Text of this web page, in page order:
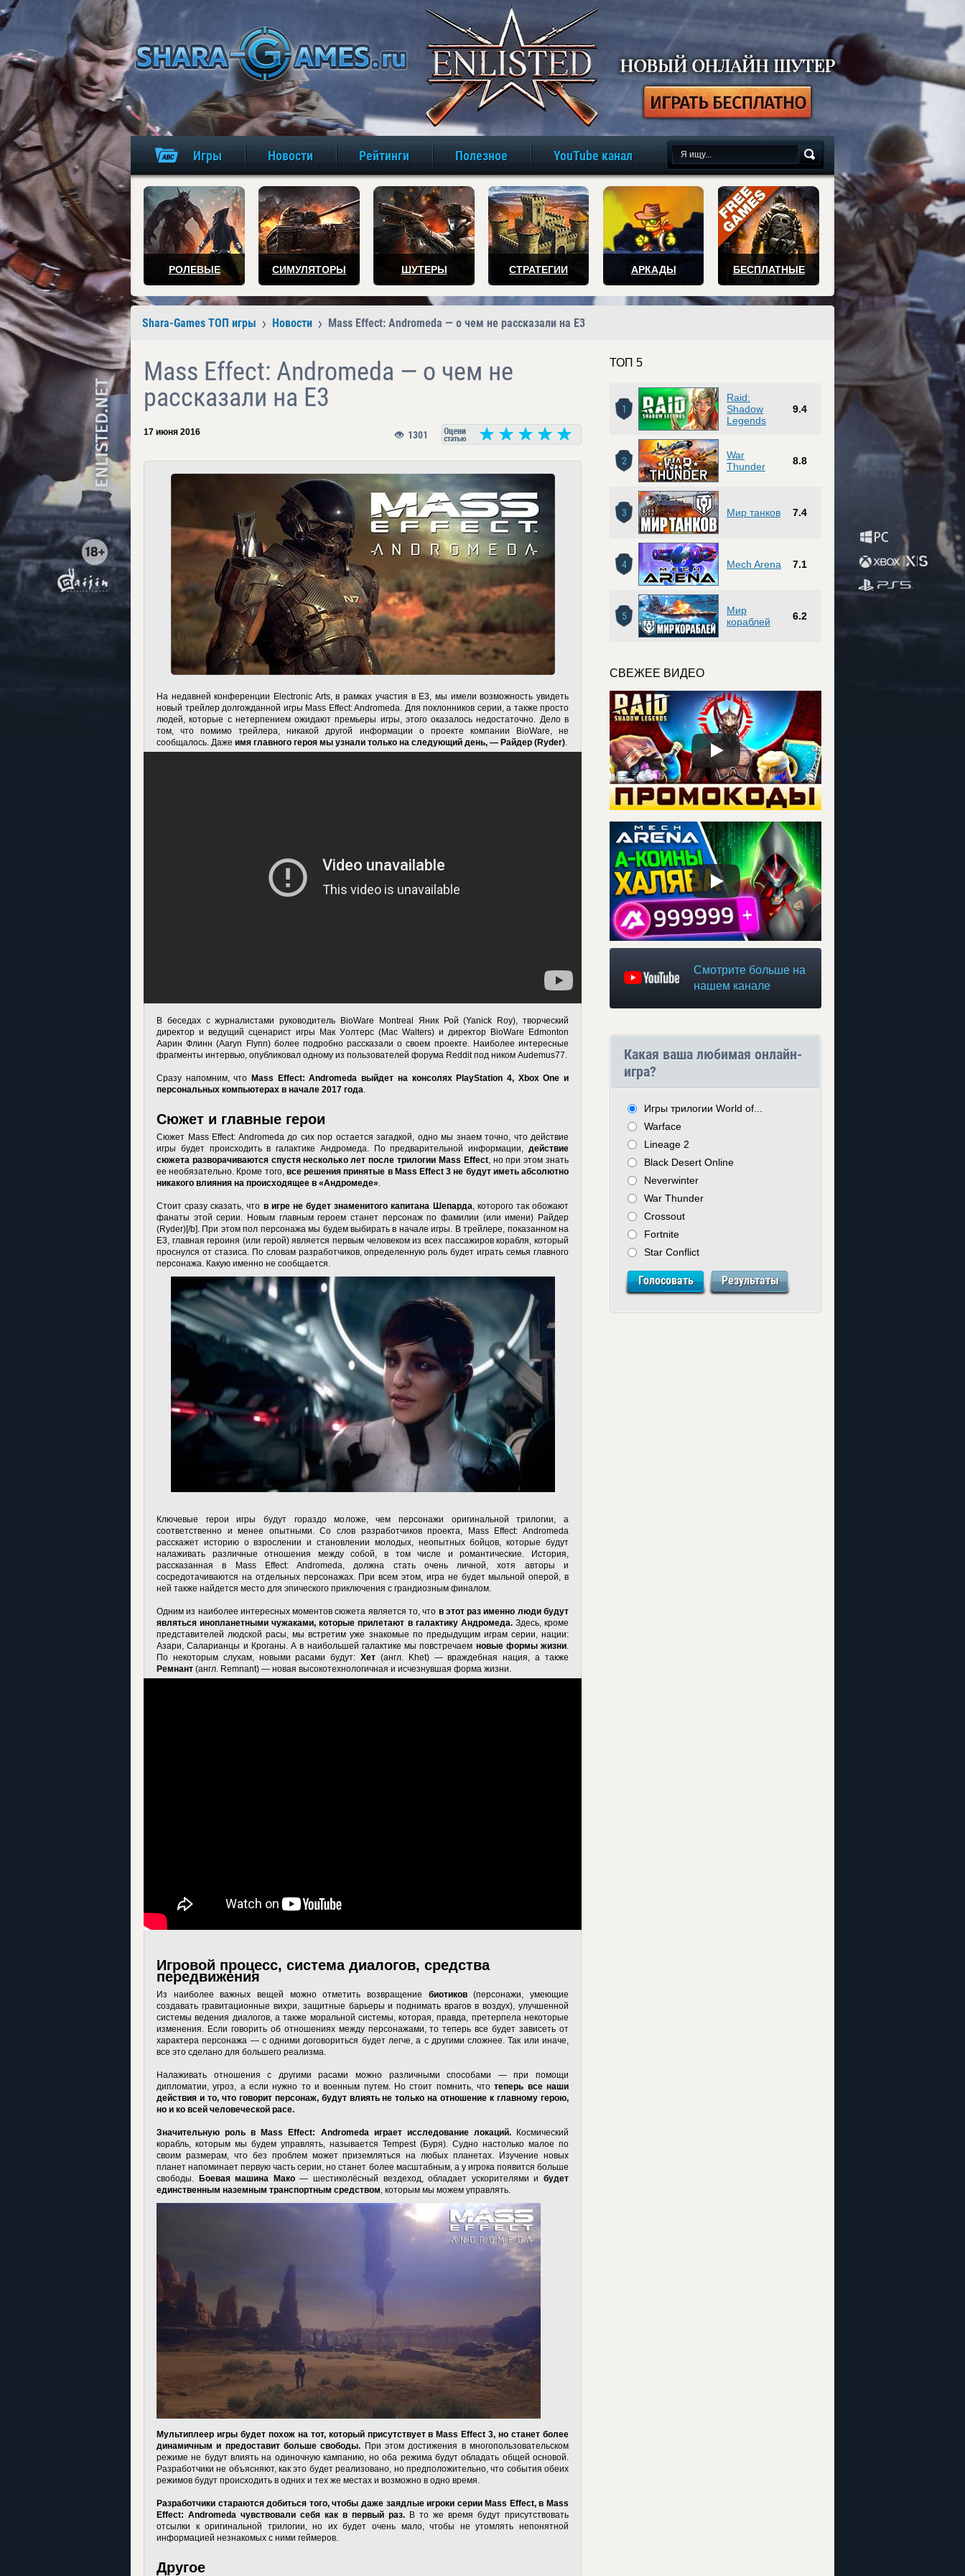
игры онлайн бесплатно
Игры Новости Рейтинги Полезное YouTube канал
РОЛЕВЫЕ СИМУЛЯТОРЫ ШУТЕРЫ СТРАТЕГИИ АРКАДЫ БЕСПЛАТНЫЕ
Shara-Games ТОП игры Новости Mass Effect: Andromeda — о чем не рассказали на E3
Mass Effect: Andromeda — о чем не
рассказали на E3
17 июня 2016 1301
На недавней конференции Electronic Arts, в рамках участия в E3, мы имели возможность увидеть
новый трейлер долгожданной игры Mass Effect: Andromeda. Для поклонников серии, а также просто
людей, которые с нетерпением ожидают премьеры игры, этого оказалось недостаточно. Дело в
том, что помимо трейлера, никакой другой информации о проекте компании BioWare, не
сообщалось. Даже имя главного героя мы узнали только на следующий день, — Райдер (Ryder).
В беседах с журналистами руководитель BioWare Montreal Яник Рой (Yanick Roy), творческий
директор и ведущий сценарист игры Мак Уолтерс (Mac Walters) и директор BioWare Edmonton
Аарин Флинн (Aaryn Flynn) более подробно рассказали о своем проекте. Наиболее интересные
фрагменты интервью, опубликовал одному из пользователей форума Reddit под ником Audemus77.
Сразу напомним, что Mass Effect: Andromeda выйдет на консолях PlayStation 4, Xbox One и
персональных компьютерах в начале 2017 года.
Сюжет и главные герои
Сюжет Mass Effect: Andromeda до сих пор остается загадкой, одно мы знаем точно, что действие
игры будет происходить в галактике Андромеда. По предварительной информации, действие
сюжета разворачиваются спустя несколько лет после трилогии Mass Effect, но при этом знать
ее необязательно. Кроме того, все решения принятые в Mass Effect 3 не будут иметь абсолютно
никакого влияния на происходящее в «Андромеде».
Стоит сразу сказать, что в игре не будет знаменитого капитана Шепарда, которого так обожают
фанаты этой серии. Новым главным героем станет персонаж по фамилии (или имени) Райдер
(Ryder)[/b]. При этом пол персонажа мы будем выбирать в начале игры. В трейлере, показанном на
E3, главная героиня (или герой) является первым человеком из всех пассажиров корабля, который
проснулся от стазиса. По словам разработчиков, определенную роль будет играть семья главного
персонажа. Какую именно не сообщается.
Ключевые герои игры будут гораздо моложе, чем персонажи оригинальной трилогии, а
соответственно и менее опытными. Со слов разработчиков проекта, Mass Effect: Andromeda
расскажет историю о взрослении и становлении молодых, неопытных бойцов, которые будут
налаживать различные отношения между собой, в том числе и романтические. История,
рассказанная в Mass Effect: Andromeda, должна стать очень личной, хотя авторы и
сосредотачиваются на отдельных персонажах. При всем этом, игра не будет мыльной оперой, в
ней также найдется место для эпического приключения с грандиозным финалом.
Одним из наиболее интересных моментов сюжета является то, что в этот раз именно люди будут
являться инопланетными чужаками, которые прилетают в галактику Андромеда.Здесь, кроме
представителей людской расы, мы встретим уже знакомые по предыдущим играм серии, нации:
Азари, Саларианцы и Кроганы. А в наибольшей галактике мы повстречаем новые формы жизни.
По некоторым слухам, новыми расами будут:Хет (англ. Khet) — враждебная нация, а также
Ремнант (англ. Remnant) — новая высокотехнологичная и исчезнувшая форма жизни.
Игровой процесс, система диалогов, средства
передвижения
Из наиболее важных вещей можно отметить возвращение биотиков(персонажи, умеющие
создавать гравитационные вихри, защитные барьеры и поднимать врагов в воздух), улучшенной
системы ведения диалогов, а также моральной системы, которая, правда, претерпела некоторые
изменения. Если говорить об отношениях между персонажами, то теперь все будет зависеть от
характера персонажа — с одними договориться будет легче, а с другими сложнее. Так или иначе,
все это сделано для большего реализма.
Налаживать отношения с другими расами можно различными способами — при помощи
дипломатии, угроз, а если нужно то и военным путем. Но стоит помнить, чтотеперь все наши
действия и то, что говорит персонаж, будут влиять не только на отношение к главному герою,
но и ко всей человеческой расе.
Значительную роль в Mass Effect: Andromeda играет исследование локаций.Космический
корабль, которым мы будем управлять, называется Tempest (Буря). Судно настолько малое по
своим размерам, что без проблем может приземляться на любых планетах. Изучение новых
планет напоминает первую часть серии, но станет более масштабным, а у игрока появится больше
свободы.
Боевая машина Мако— шестиколёсный вездеход, обладает ускорителями ибудет
единственным наземным транспортным средством, которым мы можем управлять.
Мультиплеер игры будет похож на тот, который присутствует в Mass Effect 3, но станет более
динамичным и предоставит больше свободы. При этом достижения в многопользовательском
режиме не будут влиять на одиночную кампанию, но оба режима будут обладать общей основой.
Разработчики не объясняют, как это будет реализовано, но предположительно, что события обеих
режимов будут происходить в одних и тех же местах и возможно в одно время.
Разработчики стараются добиться того, чтобы даже заядлые игроки серии Mass Effect, в Mass
Effect: Andromeda чувствовали себя как в первый раз. В то же время будут присутствовать
отсылки к оригинальной трилогии, но их будет очень мало, чтобы не утомлять непонятной
информацией незнакомых с ними геймеров.
Другое
ТОП 5
1
Raid:
Shadow
Legends
9.4
2
War
Thunder
8.8
3 Мир танков 7.4
4 Mech Arena 7.1
5
Мир
кораблей
6.2
СВЕЖЕЕ ВИДЕО
Смотрите больше на
нашем канале
Какая ваша любимая онлайн-
игра?
Игры трилогии World of...
Warface
Lineage 2
Black Desert Online
Neverwinter
War Thunder
Crossout
Fortnite
Star Conflict